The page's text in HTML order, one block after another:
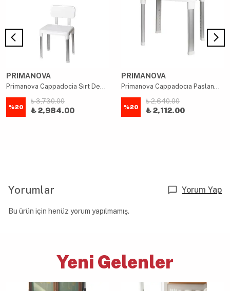
PRIMANOVA
Primanova Cappadocia Sırt Destekli Yaşlı Engelli Destek Banyo Sandalyesi
%20
₺ 3,730.00
₺ 2,984.00
PRIMANOVA
Primanova Cappadocıa Paslanmaz Aluminyum Geniş Yüzeyli Banyo Taburesi 130 Kg Taşıma Kapasitesi
%20
₺ 2,640.00
₺ 2,112.00
Yorumlar Yorum Yap
Bu ürün için henüz yorum yapılmamış.
Yeni Gelenler